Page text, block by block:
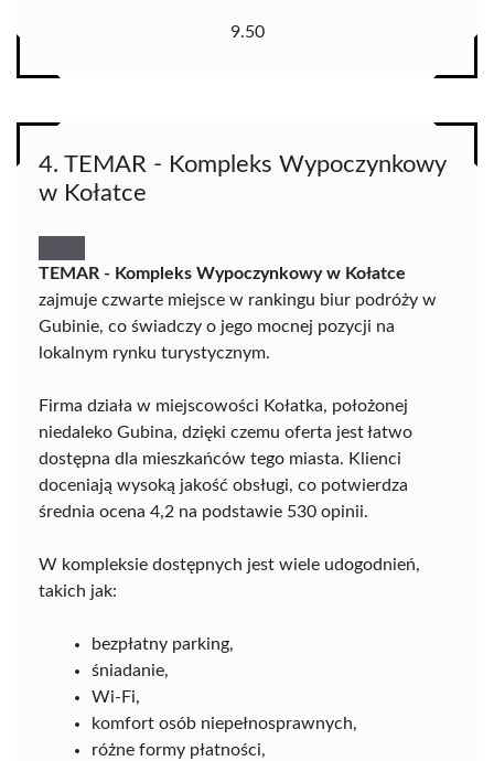
9.50
4. TEMAR - Kompleks Wypoczynkowy
w Kołatce
TEMAR - Kompleks Wypoczynkowy w Kołatce
zajmuje czwarte miejsce w rankingu biur podróży w
Gubinie, co świadczy o jego mocnej pozycji na
lokalnym rynku turystycznym.
Firma działa w miejscowości Kołatka, położonej
niedaleko Gubina, dzięki czemu oferta jest łatwo
dostępna dla mieszkańców tego miasta. Klienci
doceniają wysoką jakość obsługi, co potwierdza
średnia ocena 4,2 na podstawie 530 opinii.
W kompleksie dostępnych jest wiele udogodnień,
takich jak:
bezpłatny parking,
śniadanie,
Wi-Fi,
komfort osób niepełnosprawnych,
różne formy płatności,